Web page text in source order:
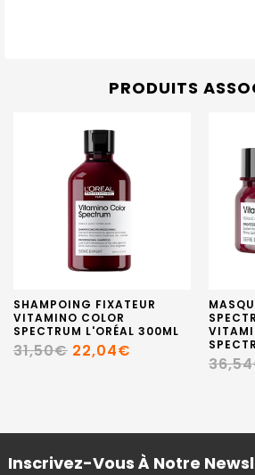
PRODUITS
SHAMPOING FIXATEUR
VITAMINO COLOR
SPECTRUM L'ORÉAL 300ML
31,50€ 22,04€
Inscrivez-Vous À Notre